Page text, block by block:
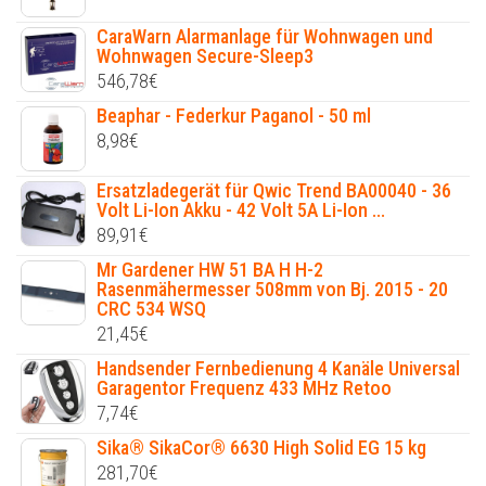
CaraWarn Alarmanlage für Wohnwagen und
Wohnwagen Secure-Sleep3
546,78€
Beaphar - Federkur Paganol - 50 ml
8,98€
Ersatzladegerät für Qwic Trend BA00040 - 36
Volt Li-Ion Akku - 42 Volt 5A Li-Ion ...
89,91€
Mr Gardener HW 51 BA H H-2
Rasenmähermesser 508mm von Bj. 2015 - 20
CRC 534 WSQ
21,45€
Handsender Fernbedienung 4 Kanäle Universal
Garagentor Frequenz 433 MHz Retoo
7,74€
Sika® SikaCor® 6630 High Solid EG 15 kg
281,70€